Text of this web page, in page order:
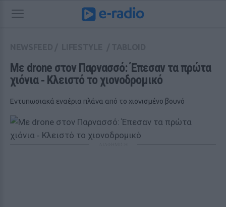
Με drone στον Παρνασσό: Έπεσαν τα πρώτα
χιόνια ‑ Κλειστό το χιονοδρομικό
Εντυπωσιακά εναέρια πλάνα από το χιονισμένο βουνό